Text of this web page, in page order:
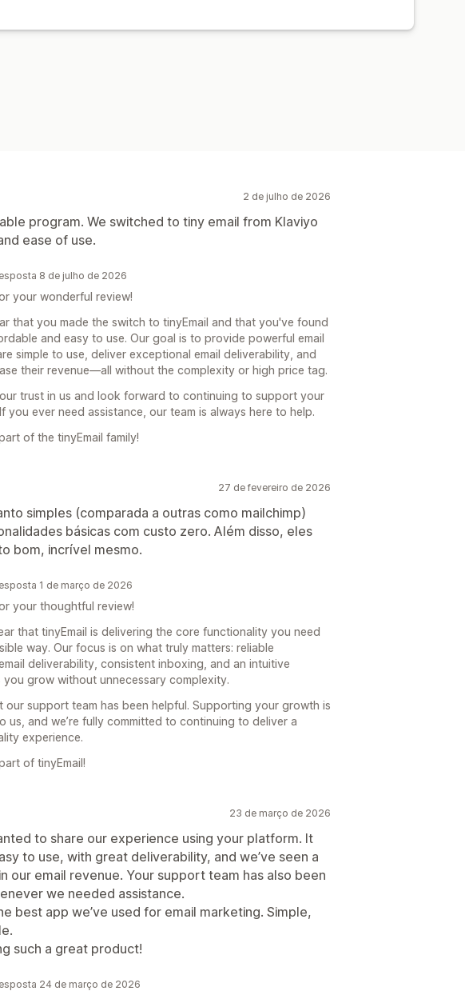
Modelos Geração por IA Tradução
2 de julho de 2026
program. We switched to tiny email from Klaviyo
ease of use.
8 de julho de 2026
your wonderful review!
that you made the switch to tinyEmail and that you've found
and easy to use. Our goal is to provide powerful email
simple to use, deliver exceptional email deliverability, and
their revenue—all without the complexity or high price tag.
trust in us and look forward to continuing to support your
you ever need assistance, our team is always here to help.
of the tinyEmail family!
27 de fevereiro de 2026
simples (comparada a outras como mailchimp)
básicas com custo zero. Além disso, eles
bom, incrível mesmo.
1 de março de 2026
your thoughtful review!
that tinyEmail is delivering the core functionality you need
way. Our focus is on what truly matters: reliable
deliverability, consistent inboxing, and an intuitive
grow without unnecessary complexity.
our support team has been helpful. Supporting your growth is
us, and we’re fully committed to continuing to deliver a
experience.
of tinyEmail!
23 de março de 2026
to share our experience using your platform. It
to use, with great deliverability, and we’ve seen a
our email revenue. Your support team has also been
we needed assistance.
best app we’ve used for email marketing. Simple,
such a great product!
24 de março de 2026